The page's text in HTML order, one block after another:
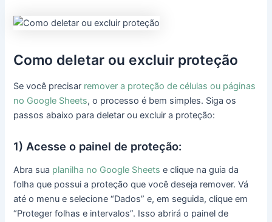
Como deletar ou excluir proteção
Se você precisar remover a proteção de células ou páginas
no Google Sheets, o processo é bem simples. Siga os
passos abaixo para deletar ou excluir a proteção:
1) Acesse o painel de proteção:
Abra sua planilha no Google Sheets e clique na guia da
folha que possui a proteção que você deseja remover. Vá
até o menu e selecione “Dados” e, em seguida, clique em
“Proteger folhas e intervalos”. Isso abrirá o painel de